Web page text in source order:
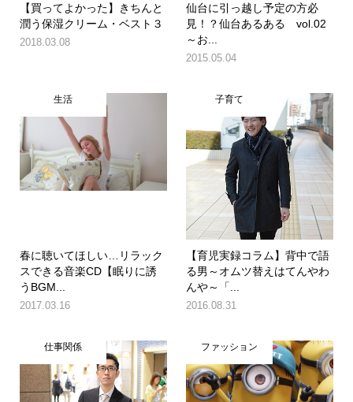
【買ってよかった】きちんと
潤う保湿クリーム・ベスト３
2018.03.08
仙台に引っ越し予定の方必
見！？仙台あるある vol.02
～お...
2015.05.04
生活
春に聴いてほしい…リラック
スできる音楽CD【眠りに誘
うBGM...
2017.03.16
子育て
【育児実録コラム】背中で語
る男～オムツ替えはてんやわ
んや～「...
2016.08.31
仕事関係 ファッション